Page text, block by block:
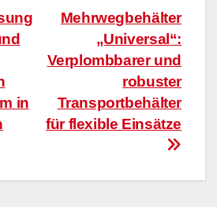
Mehrwegbehälter
„Universal“:
Verplombbarer und
robuster
Transportbehälter
für flexible Einsätze
in